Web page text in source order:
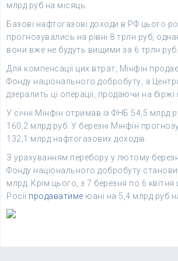
млрд руб на місяць.
Базові нафтогазові доходи в РФ цього
прогнозувались на рівні 8 трлн руб,
вони вже не будуть вищими за 6 трлн руб.
Для компенсації цих втрат, Мінфін
Фонду національного добробуту, а
дзералить ці операції, продаючи на біржі
У січні Мінфін отримав із ФНБ 54,5 млрд
160,2 млрд руб. У березні Мінфін
132,1 млрд нафтогазових доходів.
З урахуванням перебору у лютому
Фонду національного добробуту
млрд. Крім цього, з 7 березня по 6
Росії продаватиме юані на 5,4 млрд руб